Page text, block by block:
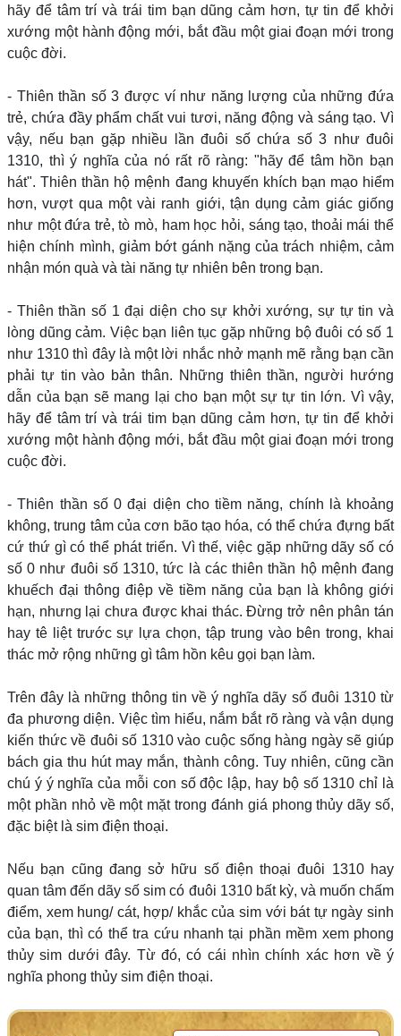
hãy để tâm trí và trái tim bạn dũng cảm hơn, tự tin để khởi
xướng một hành động mới, bắt đầu một giai đoạn mới trong
cuộc đời.
- Thiên thần số 3 được ví như năng lượng của những đứa
trẻ, chứa đầy phẩm chất vui tươi, năng động và sáng tạo. Vì
vậy, nếu bạn gặp nhiều lần đuôi số chứa số 3 như đuôi
1310, thì ý nghĩa của nó rất rõ ràng: "hãy để tâm hồn bạn
hát". Thiên thần hộ mệnh đang khuyến khích bạn mạo hiểm
hơn, vượt qua một vài ranh giới, tận dụng cảm giác giống
như một đứa trẻ, tò mò, ham học hỏi, sáng tạo, thoải mái thể
hiện chính mình, giảm bớt gánh nặng của trách nhiệm, cảm
nhận món quà và tài năng tự nhiên bên trong bạn.
- Thiên thần số 1 đại diện cho sự khởi xướng, sự tự tin và
lòng dũng cảm. Việc bạn liên tục gặp những bộ đuôi có số 1
như 1310 thì đây là một lời nhắc nhở mạnh mẽ rằng bạn cần
phải tự tin vào bản thân. Những thiên thần, người hướng
dẫn của bạn sẽ mang lại cho bạn một sự tự tin lớn. Vì vậy,
hãy để tâm trí và trái tim bạn dũng cảm hơn, tự tin để khởi
xướng một hành động mới, bắt đầu một giai đoạn mới trong
cuộc đời.
- Thiên thần số 0 đại diện cho tiềm năng, chính là khoảng
không, trung tâm của cơn bão tạo hóa, có thể chứa đựng bất
cứ thứ gì có thể phát triển. Vì thế, việc gặp những dãy số có
số 0 như đuôi số 1310, tức là các thiên thần hộ mệnh đang
khuếch đại thông điệp về tiềm năng của bạn là không giới
hạn, nhưng lại chưa được khai thác. Đừng trở nên phân tán
hay tê liệt trước sự lựa chọn, tập trung vào bên trong, khai
thác mở rộng những gì tâm hồn kêu gọi bạn làm.
Trên đây là những thông tin về ý nghĩa dãy số đuôi 1310 từ
đa phương diện. Việc tìm hiểu, nắm bắt rõ ràng và vận dụng
kiến thức về đuôi số 1310 vào cuộc sống hàng ngày sẽ giúp
bách gia thu hút may mắn, thành công. Tuy nhiên, cũng cần
chú ý ý nghĩa của mỗi con số độc lập, hay bộ số 1310 chỉ là
một phần nhỏ về một mặt trong đánh giá phong thủy dãy số,
đặc biệt là sim điện thoại.
Nếu bạn cũng đang sở hữu số điện thoại đuôi 1310 hay
quan tâm đến dãy số sim có đuôi 1310 bất kỳ, và muốn chấm
điểm, xem hung/ cát, hợp/ khắc của sim với bát tự ngày sinh
của bạn, thì có thể tra cứu nhanh tại phần mềm xem phong
thủy sim dưới đây. Từ đó, có cái nhìn chính xác hơn về ý
nghĩa phong thủy sim điện thoại.